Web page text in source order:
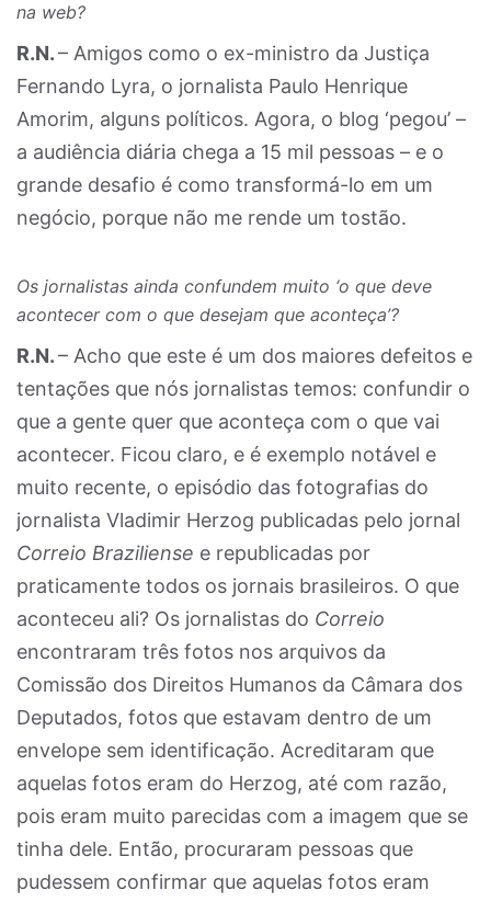
na web?
R.N.– Amigos como o ex-ministro da Justiça
Fernando Lyra, o jornalista Paulo Henrique
Amorim, alguns políticos. Agora, o blog ‘pegou’ –
a audiência diária chega a 15 mil pessoas – e o
grande desafio é como transformá-lo em um
negócio, porque não me rende um tostão.
Os jornalistas ainda confundem muito ‘o que deve
acontecer com o que desejam que aconteça’?
R.N.– Acho que este é um dos maiores defeitos e
tentações que nós jornalistas temos: confundir o
que a gente quer que aconteça com o que vai
acontecer. Ficou claro, e é exemplo notável e
muito recente, o episódio das fotografias do
jornalista Vladimir Herzog publicadas pelo jornal
Correio Braziliense e republicadas por
praticamente todos os jornais brasileiros. O que
aconteceu ali? Os jornalistas do Correio
encontraram três fotos nos arquivos da
Comissão dos Direitos Humanos da Câmara dos
Deputados, fotos que estavam dentro de um
envelope sem identificação. Acreditaram que
aquelas fotos eram do Herzog, até com razão,
pois eram muito parecidas com a imagem que se
tinha dele. Então, procuraram pessoas que
pudessem confirmar que aquelas fotos eram